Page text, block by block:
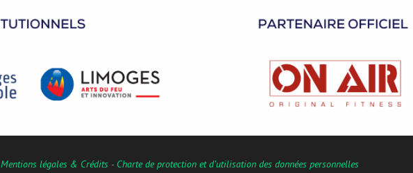
Mentions légales & Crédits - Charte de protection et d’utilisation des données personnelles